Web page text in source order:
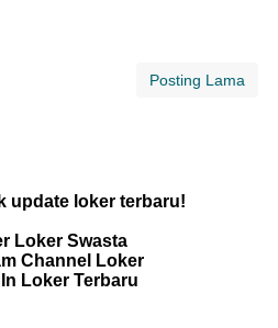
Posting Lama
update loker terbaru!
Loker Swasta
Channel Loker
Loker Terbaru